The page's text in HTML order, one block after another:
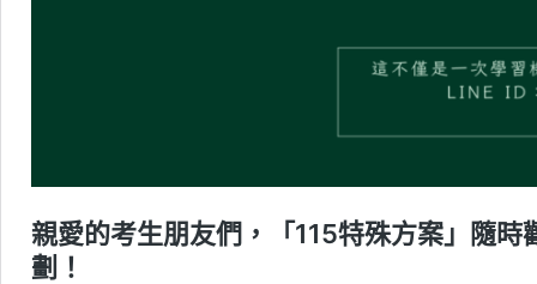
親愛的考生朋友們，「115特殊方案」隨
劃！